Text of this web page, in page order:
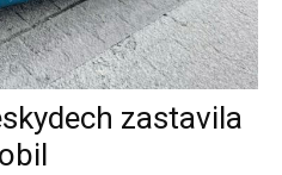
zastavila